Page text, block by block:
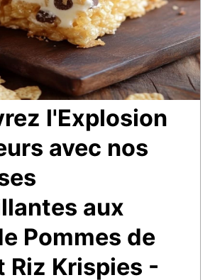
l'Explosion
avec nos
aux
Pommes de
Riz Krispies -